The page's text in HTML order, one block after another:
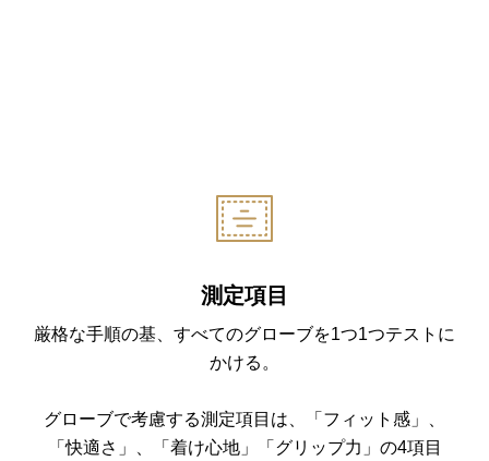
測定項目
厳格な手順の基、すべてのグローブを1つ1つテストに
かける。
グローブで考慮する測定項目は、「フィット感」、
「快適さ」、「着け心地」「グリップ力」の4項目